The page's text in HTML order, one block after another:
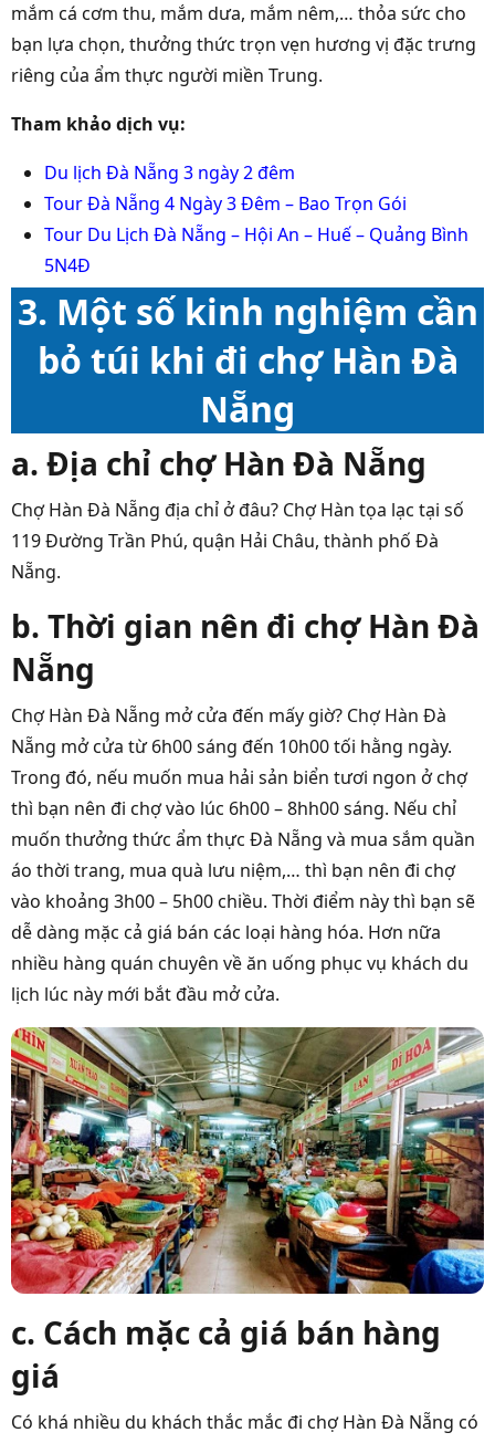
mắm cá cơm thu, mắm dưa, mắm nêm,… thỏa sức cho
bạn lựa chọn, thưởng thức trọn vẹn hương vị đặc trưng
riêng của ẩm thực người miền Trung.
Tham khảo dịch vụ:
Du lịch Đà Nẵng 3 ngày 2 đêm
Tour Đà Nẵng 4 Ngày 3 Đêm – Bao Trọn Gói
Tour Du Lịch Đà Nẵng – Hội An – Huế – Quảng Bình
5N4Đ
3. Một số kinh nghiệm cần
bỏ túi khi đi chợ Hàn Đà
Nẵng
a. Địa chỉ chợ Hàn Đà Nẵng
Chợ Hàn Đà Nẵng địa chỉ ở đâu? Chợ Hàn tọa lạc tại số
119 Đường Trần Phú, quận Hải Châu, thành phố Đà
Nẵng.
b. Thời gian nên đi chợ Hàn Đà
Nẵng
Chợ Hàn Đà Nẵng mở cửa đến mấy giờ? Chợ Hàn Đà
Nẵng mở cửa từ 6h00 sáng đến 10h00 tối hằng ngày.
Trong đó, nếu muốn mua hải sản biển tươi ngon ở chợ
thì bạn nên đi chợ vào lúc 6h00 – 8hh00 sáng. Nếu chỉ
muốn thưởng thức ẩm thực Đà Nẵng và mua sắm quần
áo thời trang, mua quà lưu niệm,… thì bạn nên đi chợ
vào khoảng 3h00 – 5h00 chiều. Thời điểm này thì bạn sẽ
dễ dàng mặc cả giá bán các loại hàng hóa. Hơn nữa
nhiều hàng quán chuyên về ăn uống phục vụ khách du
lịch lúc này mới bắt đầu mở cửa.
c. Cách mặc cả giá bán hàng
giá
Có khá nhiều du khách thắc mắc đi chợ Hàn Đà Nẵng có